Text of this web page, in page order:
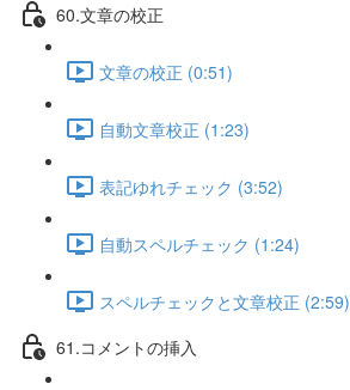
60.文章の校正
文章の校正 (0:51)
自動文章校正 (1:23)
表記ゆれチェック (3:52)
自動スペルチェック (1:24)
スペルチェックと文章校正 (2:59)
61.コメントの挿入